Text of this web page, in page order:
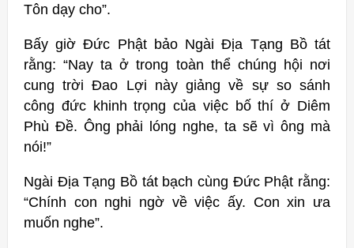
Tôn dạy cho”.
Bấy giờ Ðức Phật bảo Ngài Ðịa Tạng Bồ tát
rằng: “Nay ta ở trong toàn thể chúng hội nơi
cung trời Ðao Lợi này giảng về sự so sánh
công đức khinh trọng của việc bố thí ở Diêm
Phù Ðề. Ông phải lóng nghe, ta sẽ vì ông mà
nói!”
Ngài Ðịa Tạng Bồ tát bạch cùng Ðức Phật rằng:
“Chính con nghi ngờ về việc ấy. Con xin ưa
muốn nghe”.